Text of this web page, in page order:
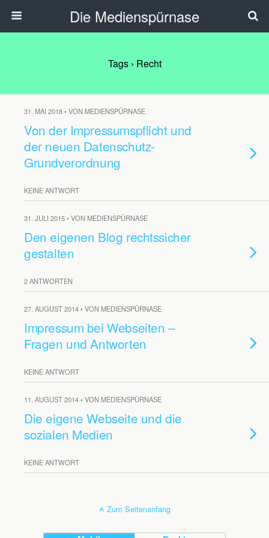
Die Medienspürnase
Tags › Recht
31. MAI 2018 • VON MEDIENSPÜRNASE
Von der Impressumspflicht und
der neuen Datenschutz-
Grundverordnung
KEINE ANTWORT
31. JULI 2015 • VON MEDIENSPÜRNASE
Den eigenen Blog rechtssicher
gestalten
2 ANTWORTEN
27. AUGUST 2014 • VON MEDIENSPÜRNASE
Impressum bei Webseiten –
Fragen und Antworten
KEINE ANTWORT
11. AUGUST 2014 • VON MEDIENSPÜRNASE
Die eigene Webseite und die
sozialen Medien
KEINE ANTWORT
Zum Seitenanfang